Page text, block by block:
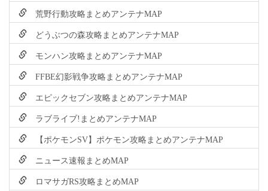
荒野行動攻略まとめアンテナMAP
どうぶつの森攻略まとめアンテナMAP
モンハン攻略まとめアンテナMAP
FFBE幻影戦争攻略まとめアンテナMAP
エピックセブン攻略まとめアンテナMAP
ラブライブ!まとめアンテナMAP
【ポケモンSV】ポケモン攻略まとめアンテナMAP
ニュース速報まとめMAP
ロマサガRS攻略まとめMAP